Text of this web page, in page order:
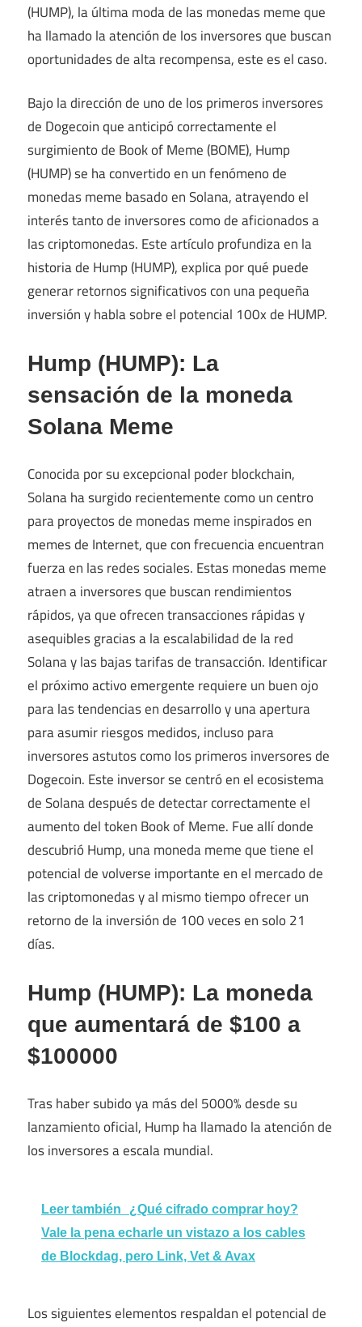
(HUMP), la última moda de las monedas meme que
ha llamado la atención de los inversores que buscan
oportunidades de alta recompensa, este es el caso.
Bajo la dirección de uno de los primeros inversores
de Dogecoin que anticipó correctamente el
surgimiento de Book of Meme (BOME), Hump
(HUMP) se ha convertido en un fenómeno de
monedas meme basado en Solana, atrayendo el
interés tanto de inversores como de aficionados a
las criptomonedas. Este artículo profundiza en la
historia de Hump (HUMP), explica por qué puede
generar retornos significativos con una pequeña
inversión y habla sobre el potencial 100x de HUMP.
Hump ​​(HUMP): La
sensación de la moneda
Solana Meme
Conocida por su excepcional poder blockchain,
Solana ha surgido recientemente como un centro
para proyectos de monedas meme inspirados en
memes de Internet, que con frecuencia encuentran
fuerza en las redes sociales. Estas monedas meme
atraen a inversores que buscan rendimientos
rápidos, ya que ofrecen transacciones rápidas y
asequibles gracias a la escalabilidad de la red
Solana y las bajas tarifas de transacción. Identificar
el próximo activo emergente requiere un buen ojo
para las tendencias en desarrollo y una apertura
para asumir riesgos medidos, incluso para
inversores astutos como los primeros inversores de
Dogecoin. Este inversor se centró en el ecosistema
de Solana después de detectar correctamente el
aumento del token Book of Meme. Fue allí donde
descubrió Hump, una moneda meme que tiene el
potencial de volverse importante en el mercado de
las criptomonedas y al mismo tiempo ofrecer un
retorno de la inversión de 100 veces en solo 21
días.
Hump ​​(HUMP): La moneda
que aumentará de $100 a
$100000
Tras haber subido ya más del 5000% desde su
lanzamiento oficial, Hump ha llamado la atención de
los inversores a escala mundial.
Leer también
¿Qué cifrado comprar hoy?
Vale la pena echarle un vistazo a los cables
de Blockdag, pero Link, Vet & Avax
Los siguientes elementos respaldan el potencial de